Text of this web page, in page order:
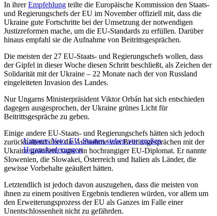
In ihrerEmpfehlung teilte die Europäische Kommission den Staats-
und Regierungschefs der EU im November offiziell mit, dass die
Ukraine gute Fortschritte bei der Umsetzung der notwendigen
Justizreformen mache, um die EU-Standards zu erfüllen. Darüber
hinaus empfahl sie die Aufnahme von Beitrittsgesprächen.
Die meisten der 27 EU-Staats- und Regierungschefs wollen, dass
der Gipfel in dieser Woche diesen Schritt beschließt, als Zeichen der
Solidarität mit der Ukraine – 22 Monate nach der von Russland
eingeleiteten Invasion des Landes.
Nur Ungarns Ministerpräsident Viktor Orbán hat sich entschieden
dagegen ausgesprochen, der Ukraine grünes Licht für
Beitrittsgespräche zu geben.
Ungarns Veto: EU-Staaten stehen vor großen
Herausforderungen
Einige andere EU-Staats- und Regierungschefs hätten sich jedoch
zurückhaltend über die Aufnahme von Beitrittsgesprächen mit der
Ukraine geäußert, sagte ein hochrangiger EU-Diplomat. Er nannte
Slowenien, die Slowakei, Österreich und Italien als Länder, die
gewisse Vorbehalte geäußert hätten.
Letztendlich ist jedoch davon auszugehen, dass die meisten von
ihnen zu einem positiven Ergebnis tendieren würden, vor allem um
den Erweiterungsprozess der EU als Ganzes im Falle einer
Unentschlossenheit nicht zu gefährden.